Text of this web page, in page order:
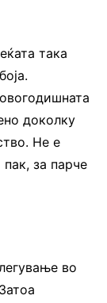
така
доколку
Не е
за парче
во